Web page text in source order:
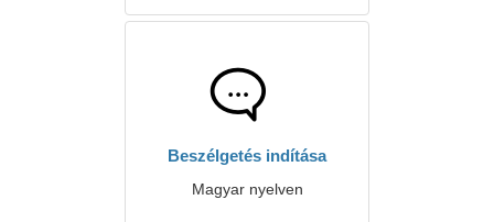
Beszélgetés indítása
Magyar nyelven